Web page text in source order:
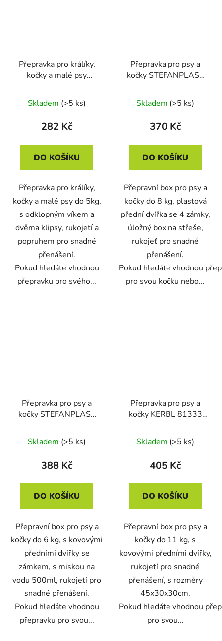
Přepravka pro králíky,
kočky a malé psy
GULLIVER MIDI,
45x33x33cm
Skladem (>5 ks)
282 Kč
DO KOŠÍKU
Přepravka pro králíky,
kočky a malé psy do 5kg,
s odklopným víkem a
dvěma klipsy, rukojetí a
popruhem pro snadné
přenášení.
Pokud hledáte vhodnou
přepravku pro svého...
Přepravka pro psy a
kočky STEFANPLAST
55x36x35cm
Skladem (>5 ks)
370 Kč
DO KOŠÍKU
Přepravní box pro psy a
kočky do 8 kg, plastová
přední dvířka se 4 zámky,
úložný box na střeše,
rukojeť pro snadné
přenášení.
Pokud hledáte vhodnou
pro svou kočku nebo...
Přepravka pro psy a
kočky STEFANPLAST
48x32x31cm
Skladem (>5 ks)
388 Kč
DO KOŠÍKU
Přepravní box pro psy a
kočky do 6 kg, s kovovými
předními dvířky se
zámkem, s miskou na
vodu 500ml, rukojetí pro
snadné přenášení.
Pokud hledáte vhodnou
přepravku pro svou...
Přepravka pro psy a
kočky KERBL 81333
58x38x38 cm
Skladem (>5 ks)
405 Kč
DO KOŠÍKU
Přepravní box pro psy a
kočky do 11 kg, s
kovovými předními dvířky,
rukojetí pro snadné
přenášení, s rozměry
45x30x30cm.
Pokud hledáte vhodnou
pro svou...